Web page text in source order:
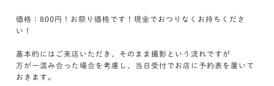
価格：800円！お祭り価格です！現金でおつりなくお持ちくださ
い！
基本的にはご来店いただき、そのまま撮影という流れですが
万が一混み合った場合を考慮し、当日受付でお店に予約表を置いて
おきます。